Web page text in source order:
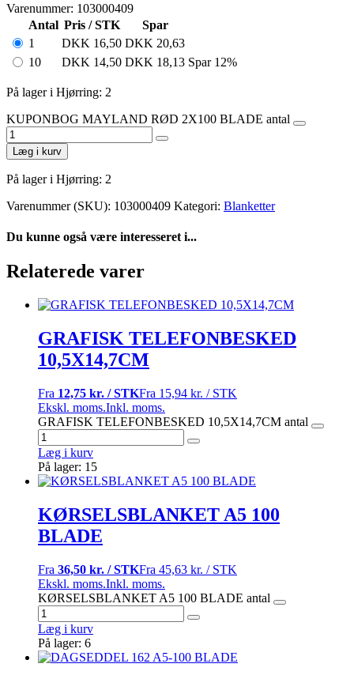
Varenummer: 103000409
Antal Pris / STK
Spar
1
DKK 16,50 DKK 20,63
10
DKK 14,50 DKK 18,13 Spar 12%
På lager i Hjørring: 2
KUPONBOG MAYLAND RØD 2X100 BLADE antal
Læg i kurv
På lager i Hjørring: 2
Varenummer (SKU): 103000409 Kategori: Blanketter
Du kunne også være interesseret i...
Relaterede varer
GRAFISK TELEFONBESKED
10,5X14,7CM
Fra 12,75 kr. / STKFra 15,94 kr. / STK
Ekskl. moms.Inkl. moms.
GRAFISK TELEFONBESKED 10,5X14,7CM antal
Læg i kurv
På lager: 15
KØRSELSBLANKET A5 100
BLADE
Fra 36,50 kr. / STKFra 45,63 kr. / STK
Ekskl. moms.Inkl. moms.
KØRSELSBLANKET A5 100 BLADE antal
Læg i kurv
På lager: 6